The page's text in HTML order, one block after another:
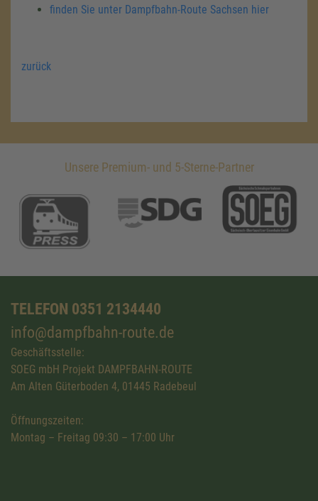
finden Sie unter Dampfbahn-Route Sachsen hier
zurück
Unsere Premium- und 5-Sterne-Partner
TELEFON 0351 2134440
info@dampfbahn-route.de
Geschäftsstelle:
SOEG mbH Projekt DAMPFBAHN-ROUTE
Am Alten Güterboden 4, 01445 Radebeul
Öffnungszeiten:
Montag – Freitag 09:30 – 17:00 Uhr